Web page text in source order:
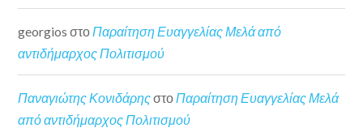
georgios στο Παραίτηση Ευαγγελίας Μελά από
αντιδήμαρχος Πολιτισμού
Παναγιώτης ΚονιδάρηςστοΠαραίτηση Ευαγγελίας Μελά
από αντιδήμαρχος Πολιτισμού